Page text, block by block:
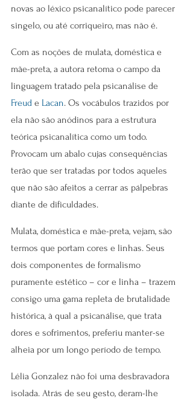
novas ao léxico psicanalítico pode parecer
singelo, ou até corriqueiro, mas não é.
Com as noções de mulata, doméstica e
mãe-preta, a autora retoma o campo da
linguagem tratado pela psicanálise de
Freud e Lacan. Os vocábulos trazidos por
ela não são anódinos para a estrutura
teórica psicanalítica como um todo.
Provocam um abalo cujas consequências
terão que ser tratadas por todos aqueles
que não são afeitos a cerrar as pálpebras
diante de dificuldades.
Mulata, doméstica e mãe-preta, vejam, são
termos que portam cores e linhas. Seus
dois componentes de formalismo
puramente estético – cor e linha – trazem
consigo uma gama repleta de brutalidade
histórica, à qual a psicanálise, que trata
dores e sofrimentos, preferiu manter-se
alheia por um longo período de tempo.
Lélia Gonzalez não foi uma desbravadora
isolada. Atrás de seu gesto, deram-lhe